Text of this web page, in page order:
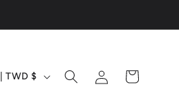
台灣 | TWD $
入
物